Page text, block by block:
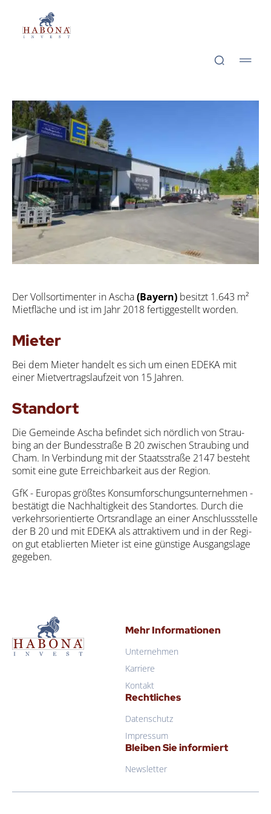
Der Voll­sor­ti­men­ter in Ascha(Bay­ern) besitzt 1.643 m²
Miet­flä­che und ist im Jahr 2018 fer­tig­ge­stellt wor­den.
Mie­ter
Bei dem Mie­ter han­delt es sich um einen EDE­KA mit
einer Miet­ver­trags­lauf­zeit von 15 Jah­ren.
Stand­ort
Die Gemein­de Ascha befin­det sich nörd­lich von Strau­
bing an der Bun­des­stra­ße B 20 zwi­schen Strau­bing und
Cham. In Ver­bin­dung mit der Staats­stra­ße 2147 besteht
somit eine gute Erreich­bar­keit aus der Regi­on.
GfK - Euro­pas größ­tes Kon­sum­for­schungs­un­ter­neh­men -
bestä­tigt die Nach­hal­tig­keit des Stand­or­tes. Durch die
ver­kehrs­ori­en­tier­te Orts­rand­la­ge an einer Anschluss­stel­le
der B 20 und mit EDE­KA als attrak­ti­vem und in der Regi­
on gut eta­blier­ten Mie­ter ist eine güns­ti­ge Aus­gangs­la­ge
gege­ben.
Mehr Informationen
Unternehmen
Karriere
Kontakt
Rechtliches
Datenschutz
Impressum
Bleiben Sie informiert
Newsletter